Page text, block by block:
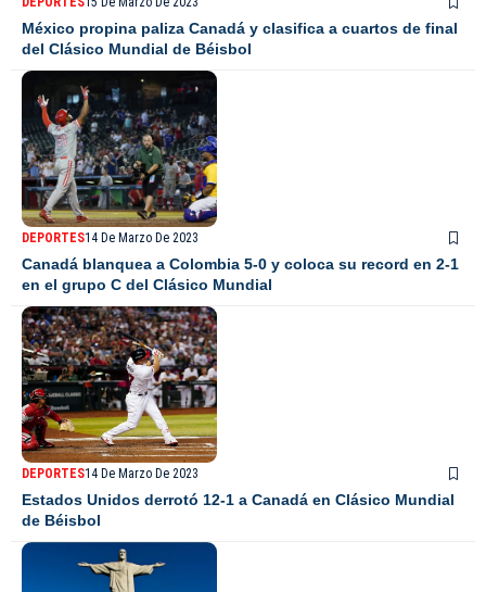
México propina paliza Canadá y clasifica a cuartos de final
del Clásico Mundial de Béisbol
DEPORTES14 De Marzo De 2023
Canadá blanquea a Colombia 5-0 y coloca su record en 2-1
en el grupo C del Clásico Mundial
DEPORTES14 De Marzo De 2023
Estados Unidos derrotó 12-1 a Canadá en Clásico Mundial
de Béisbol